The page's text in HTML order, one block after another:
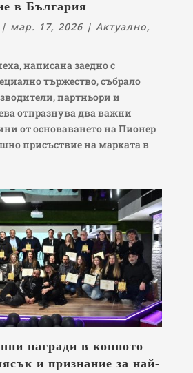
в България
мар. 17, 2026| Актуално,
написана заедно с
тържество, събрало
партньори и
отпразнува два важни
от основаването на Пионер
присъствие на марката в
награди в конното
и признание за най-